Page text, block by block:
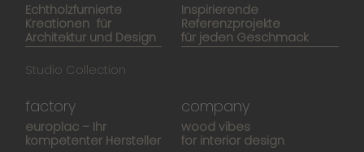
Echtholzfurnierte
Kreationen für
Architektur und Design
Studio Collection
Inspirierende
Referenzprojekte
für jeden Geschmack
factory
europlac – Ihr
kompetenter Hersteller
company
wood vibes
for interior design